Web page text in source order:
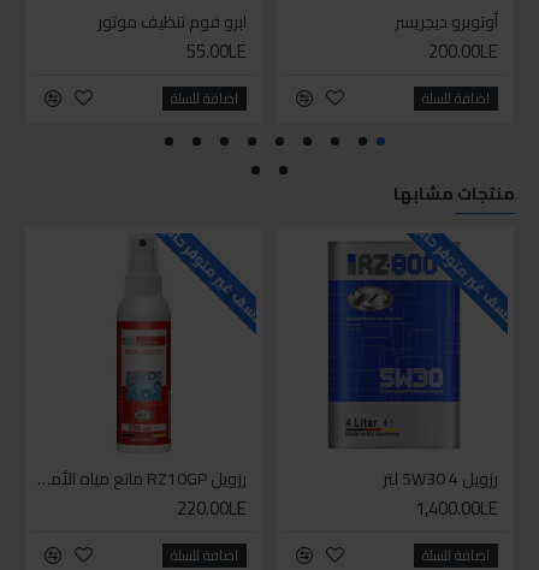
أوتوبرو ديجريسر
200.00LE
اضافة للسلة
ابرو فوم تنظيف موتور
55.00LE
اضافة للسلة
منتجات مشابها
للاسف غير متوفر حاليا
رزويل 5W30 4 لتر
1,400.00LE
اضافة للسلة
للاسف غير متوفر حاليا
رزويل RZ10GP مانع مياه الأمطار 100مل
220.00LE
اضافة للسلة